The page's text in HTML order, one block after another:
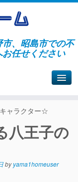
、昭島市での不
任せください
ャラクター☆
八王子の
byyama1homeuser